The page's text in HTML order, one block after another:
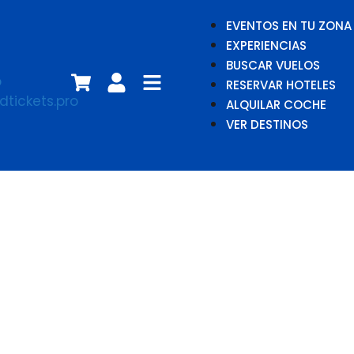
EVENTOS EN TU ZONA
EXPERIENCIAS
BUSCAR VUELOS
RESERVAR HOTELES
ALQUILAR COCHE
VER DESTINOS